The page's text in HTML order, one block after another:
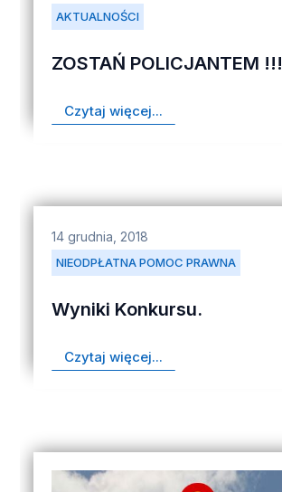
AKTUALNOŚCI
ZOSTAŃ POLICJANTEM !!!
Czytaj więcej...
NIEODPŁATNA POMOC PRAWNA
14 grudnia, 2018
Wyniki Konkursu.
Czytaj więcej...